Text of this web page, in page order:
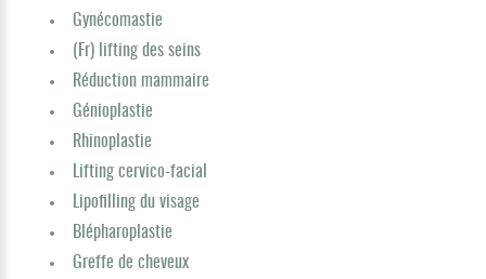
Gynécomastie
(Fr) lifting des seins
Réduction mammaire
Génioplastie
Rhinoplastie
Lifting cervico-facial
Lipofilling du visage
Blépharoplastie
Greffe de cheveux